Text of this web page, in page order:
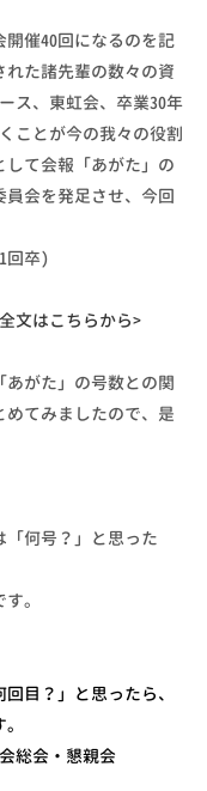
開催40回になるのを記
た諸先輩の数々の資
ス、東虹会、卒業30年
ことが今の我々の役割
て会報「あがた」の
会を発足させ、今回
回卒)
文はこちらから>
がた」の号数との関
てみましたので、是
「何号？」と思った
。
目？」と思ったら、
総会・懇親会